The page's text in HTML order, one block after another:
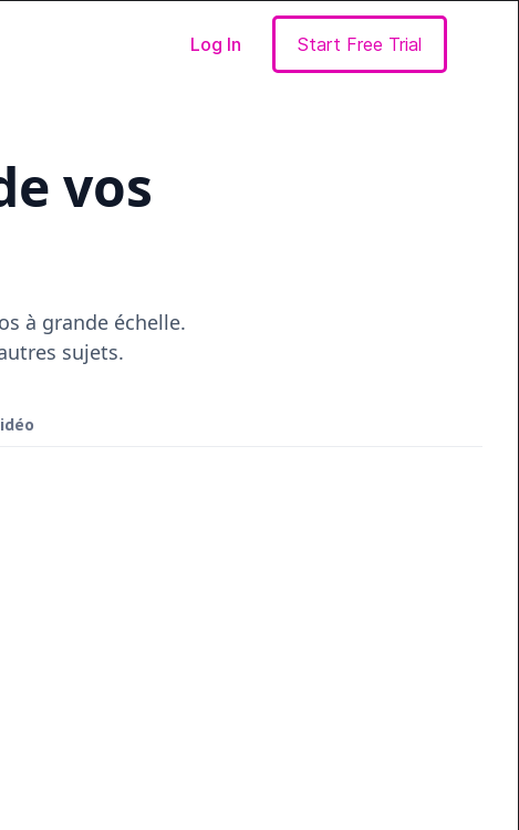
Log In Start Free Trial
vos
à grande échelle.
sujets.